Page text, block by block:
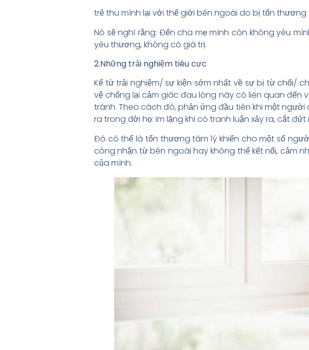
trẻ thu mình lại với thế giới bên ngoài do bị tổn thương
Nó sẽ nghĩ rằng: Đến cha mẹ mình còn không yêu
yêu thương, không có giá trị.
2.Những trải nghiệm tiêu cực
Kể từ trải nghiệm/ sự kiện sớm nhất về sự bị từ chối/
vệ chống lại cảm giác đau lòng này có liên quan
tránh. Theo cách đó, phản ứng đầu tiên khi một
ra trong đời họ: im lặng khi có tranh luận xảy ra, cắt
Đó có thể là tổn thương tâm lý khiến cho một số
công nhận từ bên ngoài hay không thể kết nối, cảm
của mình.